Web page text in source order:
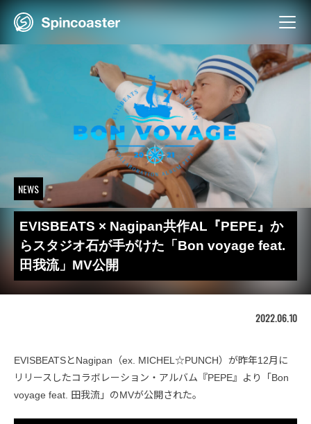
Skip
NEWS
EVISBEATS × Nagipan共作AL『PEPE』か
らスタジオ石が手がけた「Bon voyage feat.
田我流」MV公開
2022.06.10
EVISBEATSとNagipan（ex. MICHEL☆PUNCH）が昨年12月に
リリースしたコラボレーション・アルバム『PEPE』より「Bon
voyage feat. 田我流」のMVが公開された。